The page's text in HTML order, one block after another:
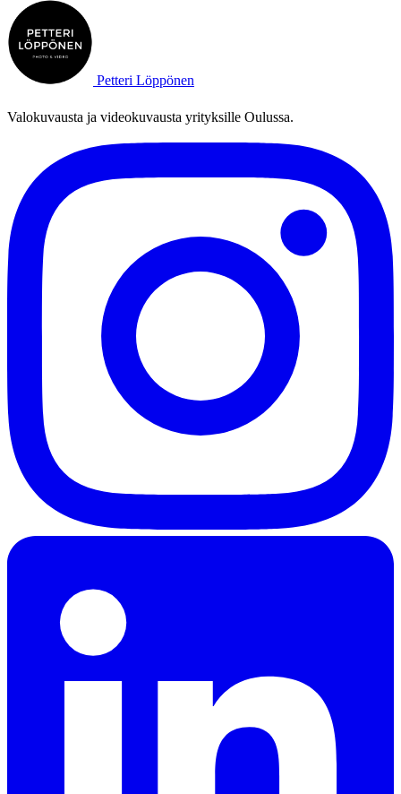
Petteri Löppönen
Valokuvausta ja videokuvausta yrityksille Oulussa.